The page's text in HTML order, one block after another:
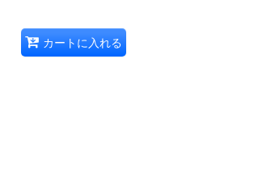
カートに入れる